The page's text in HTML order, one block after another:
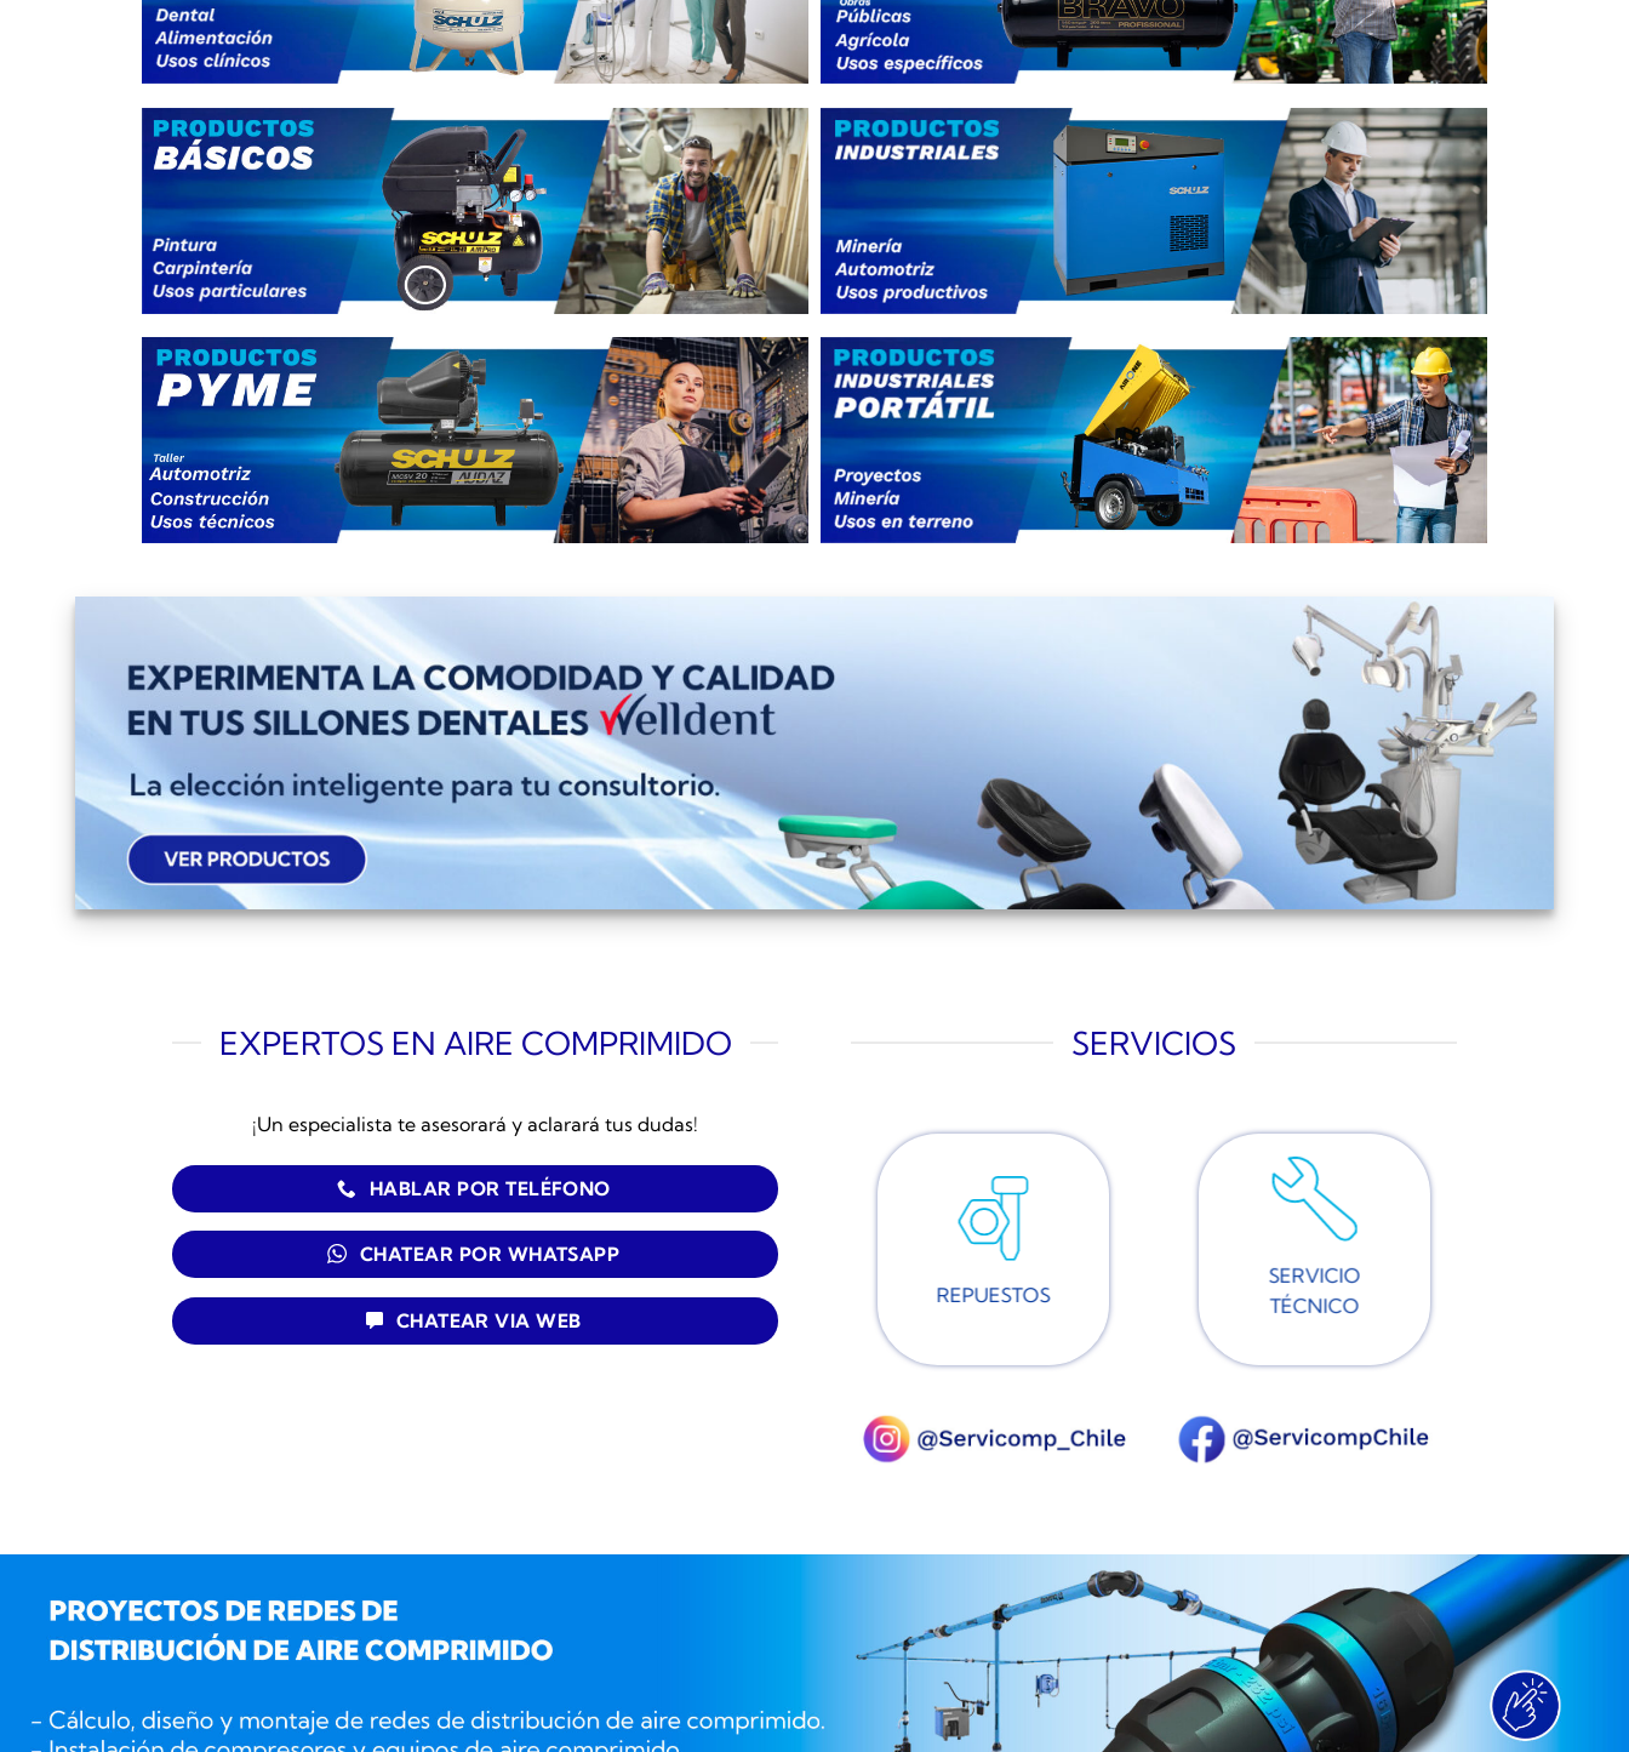
EXPERTOS EN AIRE COMPRIMIDO
¡Un especialista te asesorará y aclarará tus dudas!
HABLAR POR TELÉFONO
CHATEAR POR WHATSAPP
CHATEAR VIA WEB
SERVICIOS
REPUESTOS
SERVICIO
TÉCNICO